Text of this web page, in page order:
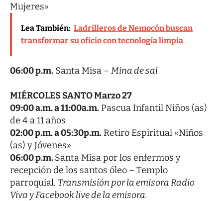
Mujeres»
Lea También: Ladrilleros de Nemocón buscan
transformar su oficio con tecnología limpia
06:00 p.m. Santa Misa – Mina de sal
MIÉRCOLES SANTO Marzo 27
09:00 a.m. a 11:00a.m. Pascua Infantil Niños (as)
de 4 a 11 años
02:00 p.m. a 05:30p.m. Retiro Espiritual «Niños
(as) y Jóvenes»
06:00 p.m.Santa Misa por los enfermos y
recepción de los santos óleo – Templo
parroquial. Transmisión por la emisora Radio
Viva y Facebook live de la emisora.